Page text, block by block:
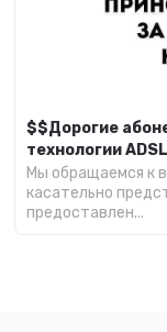
$$Дорогие
технологии
Мы обращаемся к
касательно
предоставлен...